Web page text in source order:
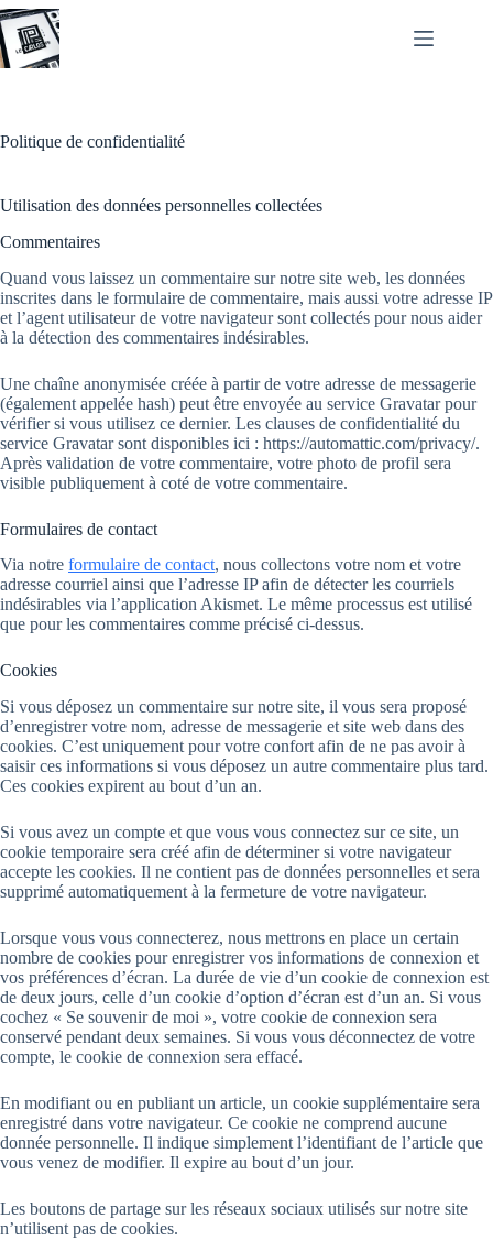
Passer
au
contenu
Politique de confidentialité
Utilisation des données personnelles collectées
Commentaires
Quand vous laissez un commentaire sur notre site web, les données
inscrites dans le formulaire de commentaire, mais aussi votre adresse IP
et l’agent utilisateur de votre navigateur sont collectés pour nous aider
à la détection des commentaires indésirables.
Une chaîne anonymisée créée à partir de votre adresse de messagerie
(également appelée hash) peut être envoyée au service Gravatar pour
vérifier si vous utilisez ce dernier. Les clauses de confidentialité du
service Gravatar sont disponibles ici : https://automattic.com/privacy/.
Après validation de votre commentaire, votre photo de profil sera
visible publiquement à coté de votre commentaire.
Formulaires de contact
Via notre formulaire de contact, nous collectons votre nom et votre
adresse courriel ainsi que l’adresse IP afin de détecter les courriels
indésirables via l’application Akismet. Le même processus est utilisé
que pour les commentaires comme précisé ci-dessus.
Cookies
Si vous déposez un commentaire sur notre site, il vous sera proposé
d’enregistrer votre nom, adresse de messagerie et site web dans des
cookies. C’est uniquement pour votre confort afin de ne pas avoir à
saisir ces informations si vous déposez un autre commentaire plus tard.
Ces cookies expirent au bout d’un an.
Si vous avez un compte et que vous vous connectez sur ce site, un
cookie temporaire sera créé afin de déterminer si votre navigateur
accepte les cookies. Il ne contient pas de données personnelles et sera
supprimé automatiquement à la fermeture de votre navigateur.
Lorsque vous vous connecterez, nous mettrons en place un certain
nombre de cookies pour enregistrer vos informations de connexion et
vos préférences d’écran. La durée de vie d’un cookie de connexion est
de deux jours, celle d’un cookie d’option d’écran est d’un an. Si vous
cochez « Se souvenir de moi », votre cookie de connexion sera
conservé pendant deux semaines. Si vous vous déconnectez de votre
compte, le cookie de connexion sera effacé.
En modifiant ou en publiant un article, un cookie supplémentaire sera
enregistré dans votre navigateur. Ce cookie ne comprend aucune
donnée personnelle. Il indique simplement l’identifiant de l’article que
vous venez de modifier. Il expire au bout d’un jour.
Les boutons de partage sur les réseaux sociaux utilisés sur notre site
n’utilisent pas de cookies.